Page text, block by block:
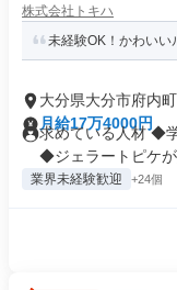
株式会社トキハ
未経験OK！かわいい
大分県大分市府内町
月給17万4000円
求めている人材 ◆
◆ジェラートピケが
業界未経験歓迎 +24個